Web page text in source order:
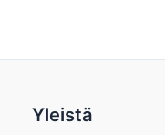
Yleistä